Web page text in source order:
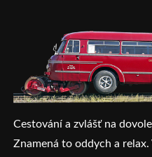
Cestování a zvlášť na
Znamená to oddych a